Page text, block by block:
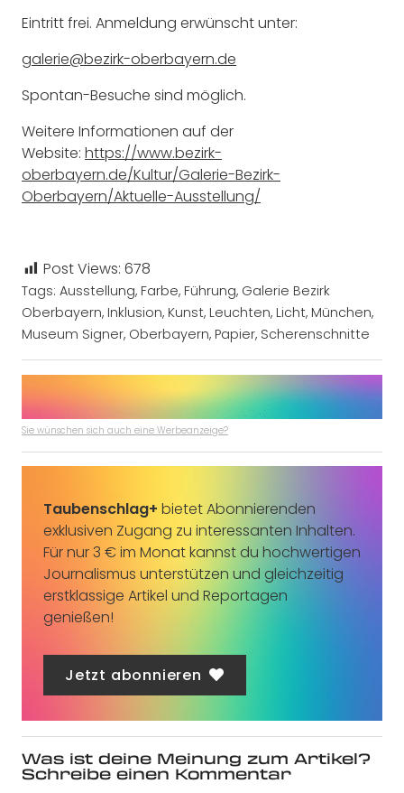
Eintritt frei. Anmeldung erwünscht unter:
galerie@bezirk-oberbayern.de
Spontan-Besuche sind möglich.
Weitere Informationen auf der
Website: https://www.bezirk-
oberbayern.de/Kultur/Galerie-Bezirk-
Oberbayern/Aktuelle-Ausstellung/
Post Views: 678
Tags: Ausstellung, Farbe, Führung, Galerie Bezirk
Oberbayern, Inklusion, Kunst, Leuchten, Licht, München,
Museum Signer, Oberbayern, Papier, Scherenschnitte
Sie wünschen sich auch eine Werbeanzeige?
Taubenschlag+ bietet Abonnierenden
exklusiven Zugang zu interessanten Inhalten.
Für nur 3 € im Monat kannst du hochwertigen
Journalismus unterstützen und gleichzeitig
erstklassige Artikel und Reportagen
genießen!
Jetzt abonnieren
Was ist deine Meinung zum Artikel?
Schreibe einen Kommentar